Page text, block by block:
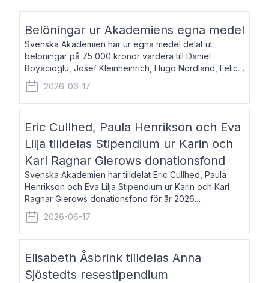
Belöningar ur Akademiens egna medel
Svenska Akademien har ur egna medel delat ut
belöningar på 75 000 kronor vardera till Daniel
Boyacioglu, Josef Kleinheinrich, Hugo Nordland, Felicia
Stenroth och Svante Strandberg. Daniel Boyacioglu,
född 1981, är poet och scenartist. Josef
2026-06-17
Eric Cullhed, Paula Henrikson och Eva
Lilja tilldelas Stipendium ur Karin och
Karl Ragnar Gierows donationsfond
Svenska Akademien har tilldelat Eric Cullhed, Paula
Henrikson och Eva Lilja Stipendium ur Karin och Karl
Ragnar Gierows donationsfond för år 2026.
Stipendiebeloppet är på 70 000 kronor vardera. Eric
Cullhed, född 1985, är professor i grekis
2026-06-17
Elisabeth Åsbrink tilldelas Anna
Sjöstedts resestipendium